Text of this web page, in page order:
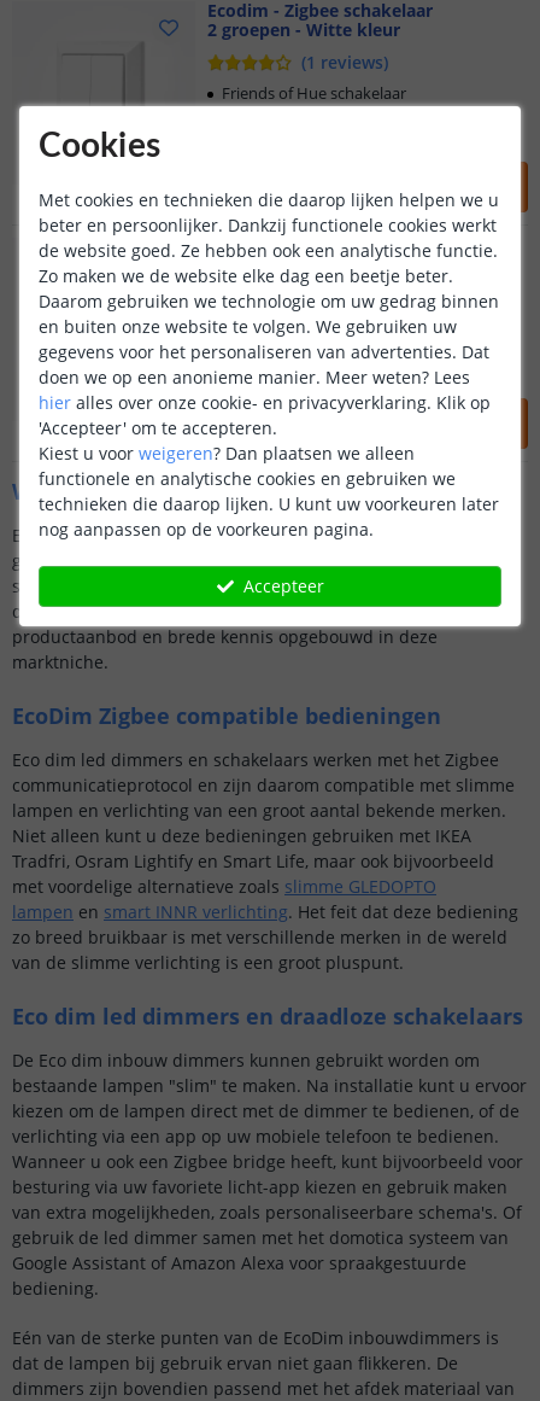
Ecodim - Zigbee schakelaar
2 groepen - Witte kleur
(1 reviews)
OP VOORRAAD
Friends of Hue schakelaar
Ecodim - Zigbee schakelaar
2 groepen - Zwarte kleur
54,95
Friends of Hue schakelaar
Per knop scene toe te kennen
Universeel design
Wat is EcoDim?
EcoDim is een merk van Nederlandse bodem dat
gespecialiseerd is in slimme Zigbee compatible dimmers en
schakelaars. Doordat het bedrijf zich geheel gefocust heeft op
deze universele Zigbee bedieningen heeft het een breed
productaanbod en brede kennis opgebouwd in deze
marktniche.
EcoDim Zigbee compatible bedieningen
Eco dim led dimmers en schakelaars werken met het Zigbee
communicatieprotocol en zijn daarom compatible met slimme
lampen en verlichting van een groot aantal bekende merken.
Niet alleen kunt u deze bedieningen gebruiken met IKEA
Tradfri, Osram Lightify en Smart Life, maar ook bijvoorbeeld
met voordelige alternatieve zoals slimme GLEDOPTO
lampen en smart INNR verlichting. Het feit dat deze bediening
zo breed bruikbaar is met verschillende merken in de wereld
van de slimme verlichting is een groot pluspunt.
Eco dim led dimmers en draadloze schakelaars
De Eco dim inbouw dimmers kunnen gebruikt worden om
bestaande lampen "slim" te maken. Na installatie kunt u ervoor
kiezen om de lampen direct met de dimmer te bedienen, of de
verlichting via een app op uw mobiele telefoon te bedienen.
Wanneer u ook een Zigbee bridge heeft, kunt bijvoorbeeld voor
besturing via uw favoriete licht-app kiezen en gebruik maken
van extra mogelijkheden, zoals personaliseerbare schema's. Of
gebruik de led dimmer samen met het domotica systeem van
Google Assistant of Amazon Alexa voor spraakgestuurde
bediening.
Eén van de sterke punten van de EcoDim inbouwdimmers is
dat de lampen bij gebruik ervan niet gaan flikkeren. De
dimmers zijn bovendien passend met het afdek materiaal van
Cookies
Met cookies en technieken die daarop lijken helpen we u
beter en persoonlijker. Dankzij functionele cookies werkt
de website goed. Ze hebben ook een analytische functie.
Zo maken we de website elke dag een beetje beter.
Daarom gebruiken we technologie om uw gedrag binnen
en buiten onze website te volgen. We gebruiken uw
gegevens voor het personaliseren van advertenties. Dat
doen we op een anonieme manier. Meer weten? Lees
hier alles over onze cookie- en privacyverklaring. Klik op
'Accepteer' om te accepteren.
Kiest u voor weigeren? Dan plaatsen we alleen
functionele en analytische cookies en gebruiken we
technieken die daarop lijken. U kunt uw voorkeuren later
nog aanpassen op de voorkeuren pagina.
Accepteer